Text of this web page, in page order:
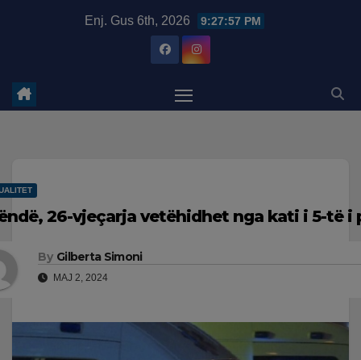
Enj. Gus 6th, 2026 9:27:57 PM
26-vjeçarja vetëhidhet nga kati i 5-të i
By Gilberta Simoni
MAJ 2, 2024